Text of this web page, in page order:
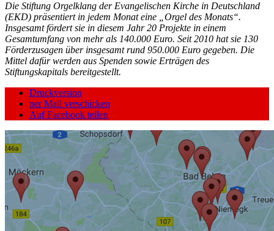
Die Stiftung Orgelklang der Evangelischen Kirche in Deutschland
(EKD) präsentiert in jedem Monat eine „Orgel des Monats“.
Insgesamt fördert sie in diesem Jahr 20 Projekte in einem
Gesamtumfang von mehr als 140.000 Euro. Seit 2010 hat sie 130
Förderzusagen über insgesamt rund 950.000 Euro gegeben. Die
Mittel dafür werden aus Spenden sowie Erträgen des
Stiftungskapitals bereitgestellt.
Druckversion
per Mail verschicken
Auf Facebook teilen